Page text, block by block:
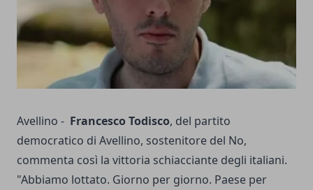
Avellino - Francesco Todisco, del partito
democratico di Avellino, sostenitore del No,
commenta così la vittoria schiacciante degli italiani.
"Abbiamo lottato. Giorno per giorno. Paese per